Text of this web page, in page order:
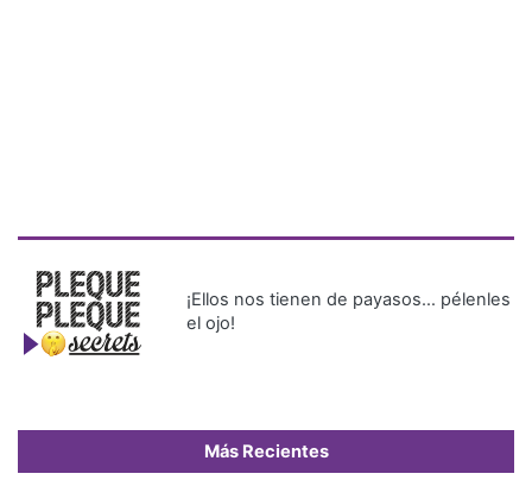
¡Ellos nos tienen de payasos… pélenles
el ojo!
Más Recientes